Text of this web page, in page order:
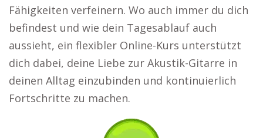
Fähigkeiten verfeinern. Wo auch immer du dich
befindest und wie dein Tagesablauf auch
aussieht, ein flexibler Online-Kurs unterstützt
dich dabei, deine Liebe zur Akustik-Gitarre in
deinen Alltag einzubinden und kontinuierlich
Fortschritte zu machen.